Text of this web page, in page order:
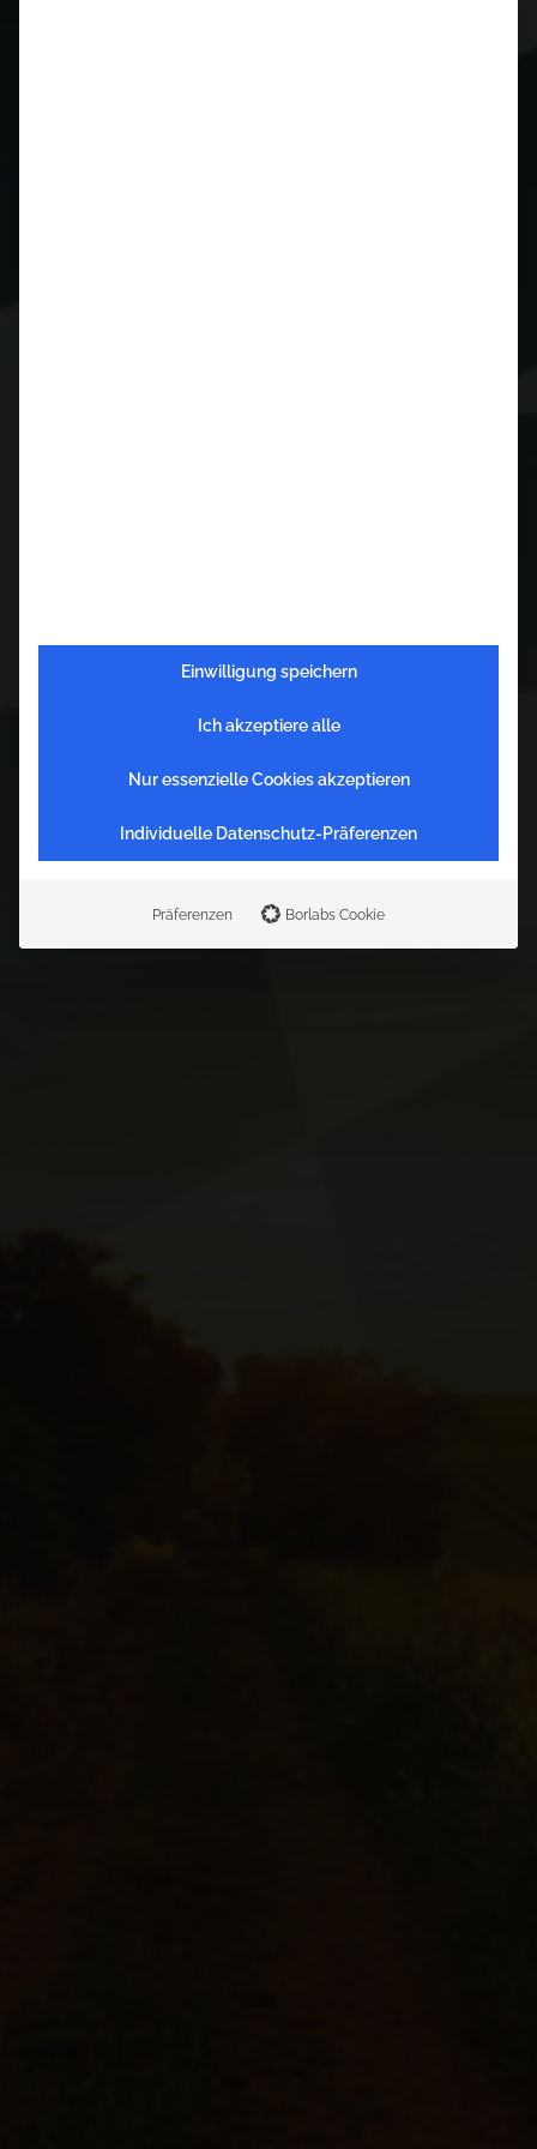
giona geschic
Einwilligung speichern
Ich akzeptiere alle
Nur essenzielle Cookies akzeptieren
Individuelle Datenschutz-Präferenzen
Präferenzen Borlabs Cookie